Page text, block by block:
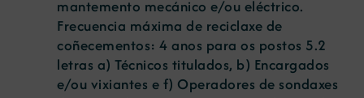
mantemento mecánico e/ou eléctrico.
Frecuencia máxima de reciclaxe de
coñecementos: 4 anos para os postos 5.2
letras a) Técnicos titulados, b) Encargados
e/ou vixiantes e f) Operadores de sondaxes